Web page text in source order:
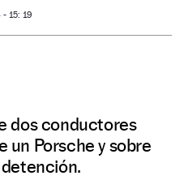
- 15: 19
dos conductores
un Porsche y sobre